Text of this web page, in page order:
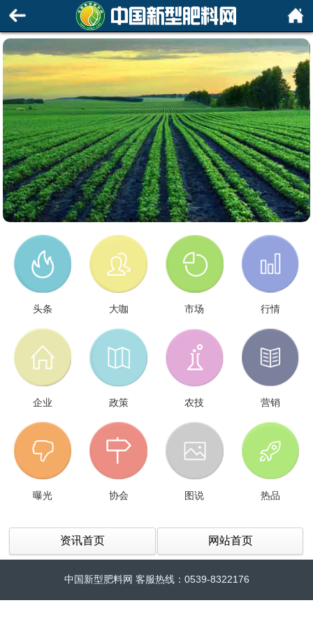
头条 大咖 市场 行情
企业 政策 农技 营销
曝光 协会 图说 热品
资讯首页 网站首页
中国新型肥料网 客服热线：0539-8322176